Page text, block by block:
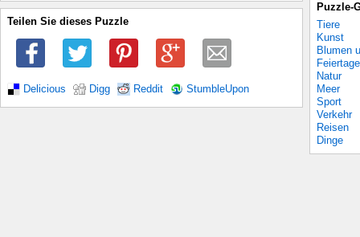
Teilen Sie dieses Puzzle
Delicious Digg Reddit StumbleUpon
Puzzle-
Tiere
Kunst
Blumen
Feiertage
Natur
Meer
Sport
Verkehr
Reisen
Dinge